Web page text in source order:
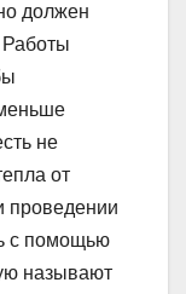
должен
не
от
проведении
с помощью
называют